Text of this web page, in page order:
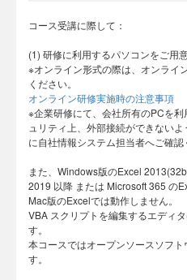
コース受講に際して：
(1) 研修に利用するパソコンをご用
※オンライン形式の際は、オンライ
ください。
オンライン研修実施時の注意事項
※企業研修にて、会社所有のPCを
ュリティ上、外部接続ができない
に自社情報システム担当者へご確認
また、Windows版のExcel
2019 以降 または Microsoft 365 の
Mac版のExcelでは動作しません。
VBA スクリプトを編集するエディ
す。
本コースではオープンソースソフ
す。